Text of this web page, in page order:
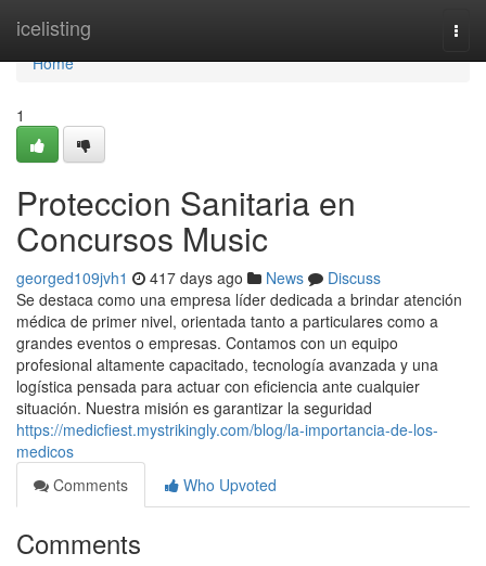
icelisting
Home
Home
1
Proteccion Sanitaria en
Concursos Music
georged109jvh1 417 days ago News
Discuss
Se destaca como una empresa líder dedicada a brindar atención
médica de primer nivel, orientada tanto a particulares como a
grandes eventos o empresas. Contamos con un equipo
profesional altamente capacitado, tecnología avanzada y una
logística pensada para actuar con eficiencia ante cualquier
situación. Nuestra misión es garantizar la seguridad
https://medicfiest.mystrikingly.com/blog/la-importancia-de-los-
medicos
Comments
Who Upvoted
Comments